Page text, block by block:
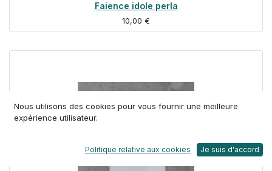
Faience idole perla
10,00 €
Nous utilisons des cookies pour vous fournir une meilleure
expérience utilisateur.
Politique relative aux cookies Je suis d'accord